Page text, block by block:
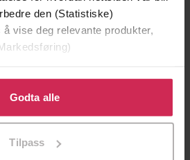
den (Statistiske)
vise deg relevante produkter,
å gi oss ditt samtykke til å
formålene. Du kan også
til spesifikke formål ved å klikke
Godta alle
Tilpass